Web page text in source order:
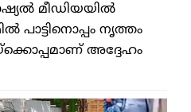
മീഡിയയില്‍
പാട്ടിനൊപ്പം നൃത്തം
അദ്ദേഹം